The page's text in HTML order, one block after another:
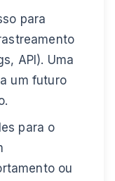
para
API). Uma
um futuro
para o
ou